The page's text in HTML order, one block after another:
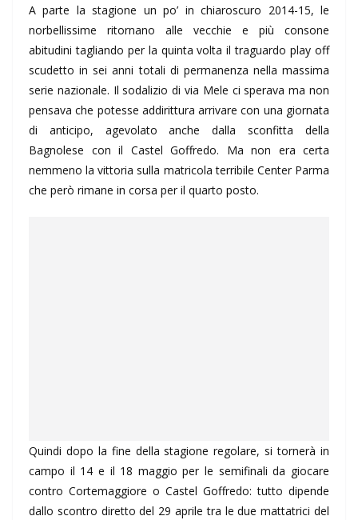
A parte la stagione un po’ in chiaroscuro 2014-15, le
norbellissime ritornano alle vecchie e più consone
abitudini tagliando per la quinta volta il traguardo play off
scudetto in sei anni totali di permanenza nella massima
serie nazionale. Il sodalizio di via Mele ci sperava ma non
pensava che potesse addirittura arrivare con una giornata
di anticipo, agevolato anche dalla sconfitta della
Bagnolese con il Castel Goffredo. Ma non era certa
nemmeno la vittoria sulla matricola terribile Center Parma
che però rimane in corsa per il quarto posto.
Quindi dopo la fine della stagione regolare, si tornerà in
campo il 14 e il 18 maggio per le semifinali da giocare
contro Cortemaggiore o Castel Goffredo: tutto dipende
dallo scontro diretto del 29 aprile tra le due mattatrici del